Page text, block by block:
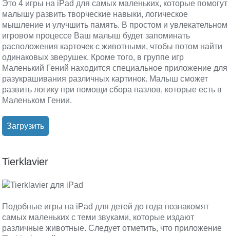
Это 4 игры на iPad для самых маленьких, которые помогут
малышу развить творческие навыки, логическое
мышление и улучшить память. В простом и увлекательном
игровом процессе Ваш малыш будет запоминать
расположения карточек с животными, чтобы потом найти
одинаковых зверушек. Кроме того, в группе игр
Маленький Гений находится специальное приложение для
разукрашивания различных картинок. Малыш сможет
развить логику при помощи сбора пазлов, которые есть в
Маленьком Гении.
Загрузить
Tierklavier
Подобные игры на iPad для детей до года познакомят
самых маленьких с теми звуками, которые издают
различные животные. Следует отметить, что приложение